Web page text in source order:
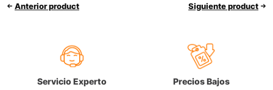
Anterior product Siguiente product
Servicio Experto Precios Bajos